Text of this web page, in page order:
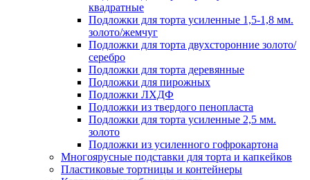
квадратные
Подложки для торта усиленные 1,5-1,8 мм.
золото/жемчуг
Подложки для торта двухсторонние золото/
серебро
Подложки для торта деревянные
Подложки для пирожных
Подложки ЛХДФ
Подложки из твердого пенопласта
Подложки для торта усиленные 2,5 мм.
золото
Подложки из усиленного гофрокартона
Многоярусные подставки для торта и капкейков
Пластиковые тортницы и контейнеры